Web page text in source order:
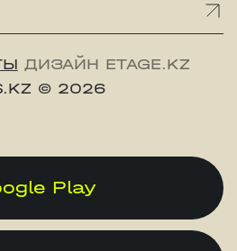
ДИЗАЙН ETAGE.KZ
© 2026
Play